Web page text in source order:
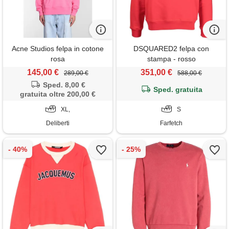
Acne Studios felpa in cotone
rosa
145,00 € 289,00 €
Sped. 8,00 €
gratuita oltre 200,00 €
XL,
Deliberti
DSQUARED2 felpa con
stampa - rosso
351,00 € 588,00 €
Sped. gratuita
S
Farfetch